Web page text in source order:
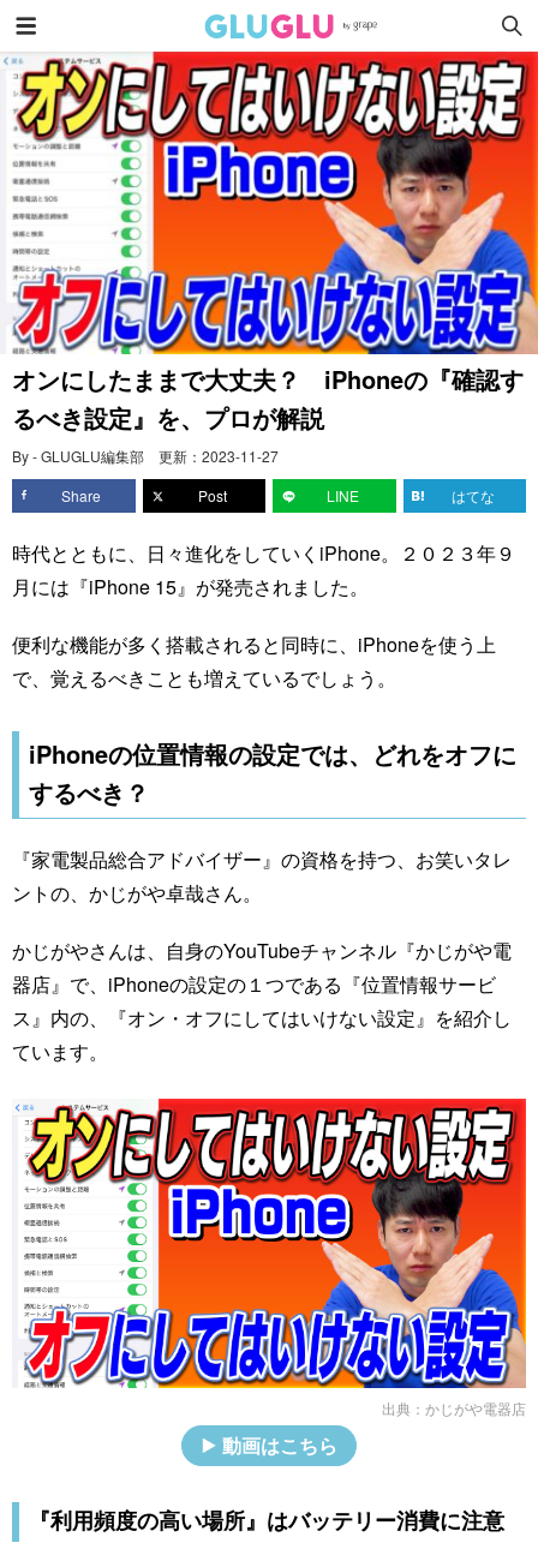
オンにしたままで大丈夫？ iPhoneの『確認す
るべき設定』を、プロが解説
By - GLUGLU編集部 更新： 2023-11-27
Share
Post LINE はてな
時代とともに、日々進化をしていくiPhone。２０２３年９
月には『iPhone 15』が発売されました。
便利な機能が多く搭載されると同時に、iPhoneを使う上
で、覚えるべきことも増えているでしょう。
iPhoneの位置情報の設定では、どれをオフに
するべき？
『家電製品総合アドバイザー』の資格を持つ、お笑いタレ
ントの、かじがや卓哉さん。
かじがやさんは、自身のYouTubeチャンネル『かじがや電
器店』で、iPhoneの設定の１つである『位置情報サービ
ス』内の、『オン・オフにしてはいけない設定』を紹介し
ています。
出典： かじがや電器店
動画はこちら
『利用頻度の高い場所』はバッテリー消費に注意